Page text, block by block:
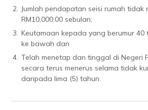
2. Jumlah pendapatan seisi rumah tidak
RM10,000.00 sebulan;
3. Keutamaan kepada yang berumur 40
ke bawah dan
4. Telah menetap dan tinggal di Negeri
secara terus menerus selama tidak
daripada lima (5) tahun.